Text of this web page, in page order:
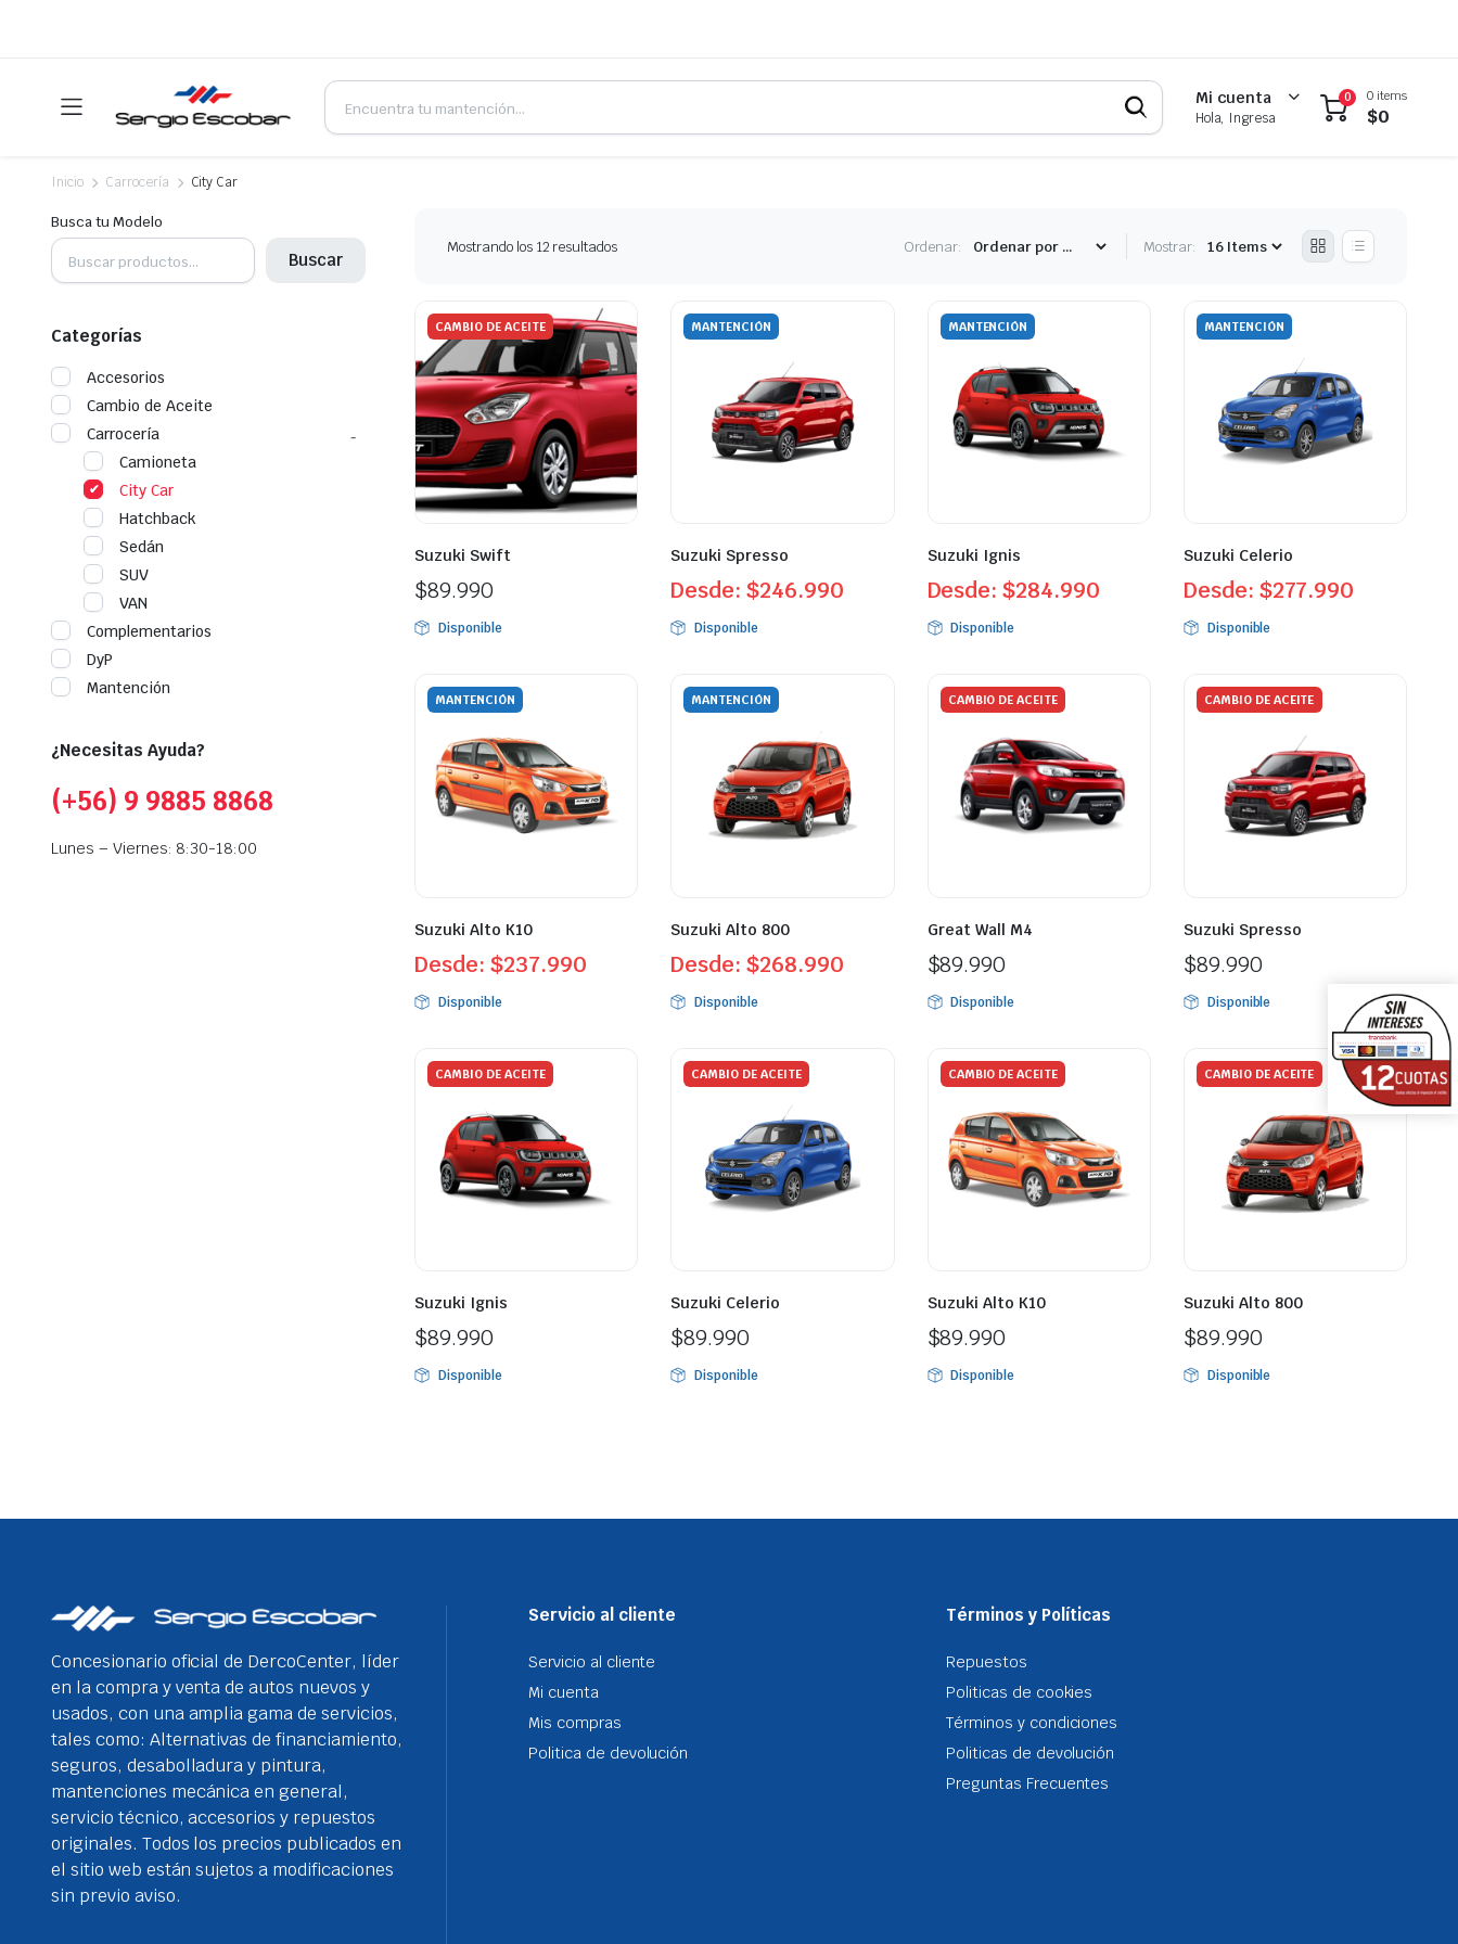
Products
search
Mi cuenta
Hola, Ingresa
0 0 items
$0
Inicio Carrocería City Car
Mostrando los 12 resultadosOrdenado
Ordenar: Mostrar:
CAMBIO DE ACEITE
Suzuki Swift
$89.990
Disponible
MANTENCIÓN
Suzuki Spresso
Desde:$246.990
Disponible
MANTENCIÓN
Suzuki Ignis
Desde:$284.990
Disponible
MANTENCIÓN
Suzuki Celerio
Desde: $277.990
Disponible
MANTENCIÓN
Suzuki Alto K10
Desde: $237.990
Disponible
MANTENCIÓN
Suzuki Alto 800
Desde:$268.990
Disponible
CAMBIO DE ACEITE
Great Wall M4
$89.990
Disponible
CAMBIO DE ACEITE
Suzuki Spresso
$89.990
Disponible
CAMBIO DE ACEITE
Suzuki Ignis
$89.990
Disponible
CAMBIO DE ACEITE
Suzuki Celerio
$89.990
Disponible
CAMBIO DE ACEITE
Suzuki Alto K10
$89.990
Disponible
CAMBIO DE ACEITE
Suzuki Alto 800
$89.990
Disponible
Busca tu Modelo
Buscar
Categorías
Accesorios
Cambio de Aceite
Carrocería
Camioneta
City Car
Hatchback
Sedán
SUV
VAN
Complementarios
DyP
Mantención
¿Necesitas Ayuda?
(+56) 9 9885 8868
Lunes – Viernes: 8:30-18:00
Concesionario oficial de DercoCenter, líder
en la compra y venta de autos nuevos y
usados, con una amplia gama de servicios,
tales como: Alternativas de financiamiento,
seguros, desabolladura y pintura,
mantenciones mecánica en general,
servicio técnico, accesorios y repuestos
originales. Todos los precios publicados en
el sitio web están sujetos a modificaciones
sin previo aviso.
Servicio al cliente
Servicio al cliente
Mi cuenta
Mis compras
Politica de devolución
Términos y Políticas
Repuestos
Politicas de cookies
Términos y condiciones
Politicas de devolución
Preguntas Frecuentes